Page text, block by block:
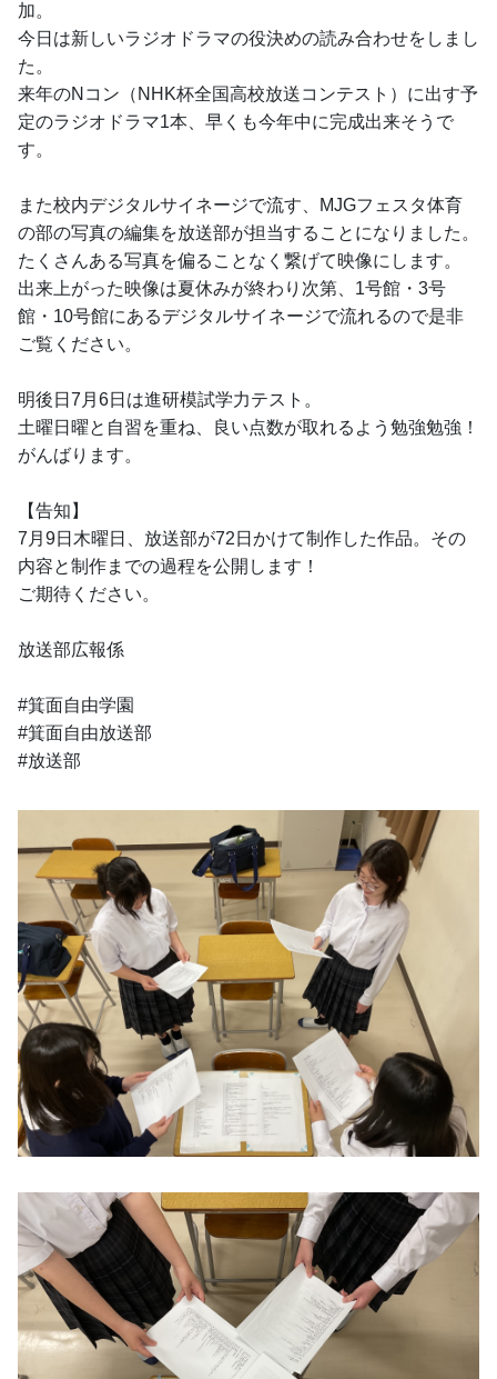
加。
今日は新しいラジオドラマの役決めの読み合わせをしまし
た。
来年のNコン（NHK杯全国高校放送コンテスト）に出す予
定のラジオドラマ1本、早くも今年中に完成出来そうで
す。
また校内デジタルサイネージで流す、MJGフェスタ体育
の部の写真の編集を放送部が担当することになりました。
たくさんある写真を偏ることなく繋げて映像にします。
出来上がった映像は夏休みが終わり次第、1号館・3号
館・10号館にあるデジタルサイネージで流れるので是非
ご覧ください。
明後日7月6日は進研模試学力テスト。
土曜日曜と自習を重ね、良い点数が取れるよう勉強勉強！
がんばります。
【告知】
7月9日木曜日、放送部が72日かけて制作した作品。その
内容と制作までの過程を公開します！
ご期待ください。
放送部広報係
#箕面自由学園
#箕面自由放送部
#放送部